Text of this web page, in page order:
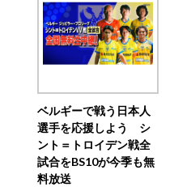
ベルギーで戦う日本人
選手を応援しよう シ
ント＝トロイデン戦全
試合をBS10が今季も無
料放送